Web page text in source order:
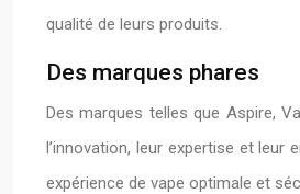
qualité de leurs produits.
Des marques phares
Des marques telles que Aspire,
l’innovation, leur expertise et
expérience de vape optimale et